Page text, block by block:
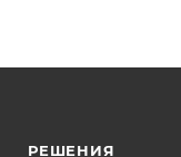
РЕШЕНИЯ